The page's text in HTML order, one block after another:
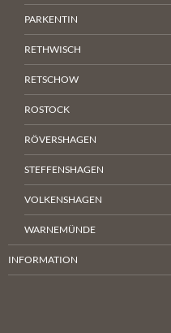
PARKENTIN
RETHWISCH
RETSCHOW
ROSTOCK
RÖVERSHAGEN
STEFFENSHAGEN
VOLKENSHAGEN
WARNEMÜNDE
INFORMATION